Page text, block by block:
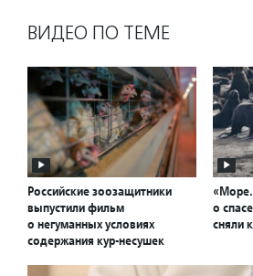
ВИДЕО ПО ТЕМЕ
Российские зоозащитники
выпустили фильм
о негуманных условиях
содержания кур-несушек
о
сняли